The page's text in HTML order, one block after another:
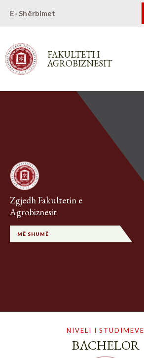
E- Shërbimet
FAKULTETI I
AGROBIZNESIT
Zgjedh Fakultetin e
Agrobiznesit
MË SHUMË
NIVELI I STUDIMEVE
BACHELOR